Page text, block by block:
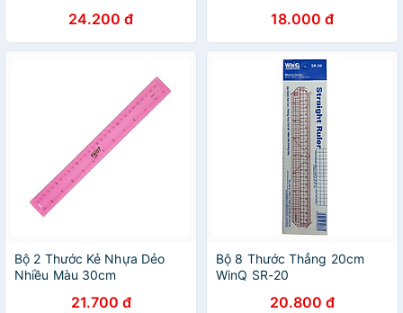
24.200 đ 18.000 đ
Bộ 2 Thước Kẻ Nhựa Dẻo
Nhiều Màu 30cm
21.700 đ
Bộ 8 Thước Thẳng 20cm
WinQ SR-20
20.800 đ